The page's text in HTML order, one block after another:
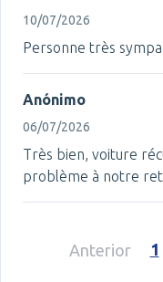
10/07/2026
Personne très sympa
Anónimo
06/07/2026
Très bien, voiture
problème à notre
Anterior 1